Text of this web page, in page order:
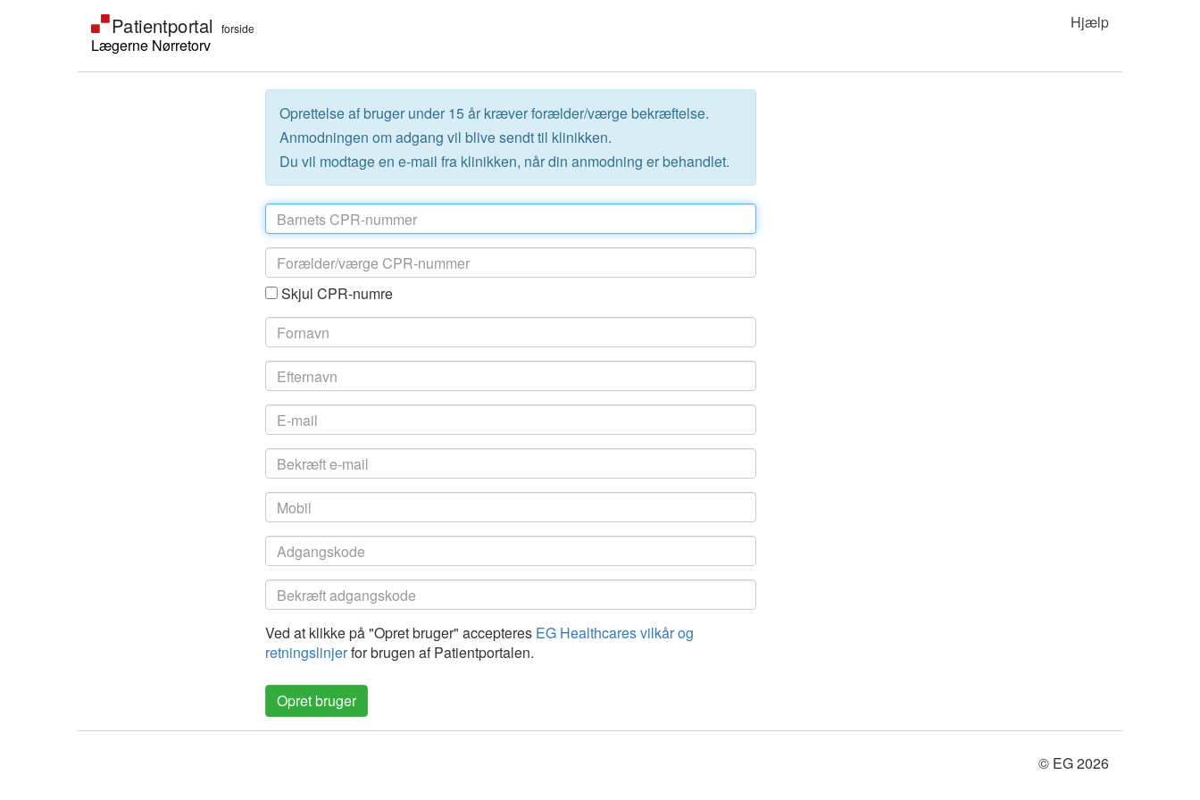
Lægerne Nørretorv
Hjælp
Oprettelse af bruger under 15 år kræver forælder/værge bekræftelse.
Anmodningen om adgang vil blive sendt til klinikken.
Du vil modtage en e-mail fra klinikken, når din anmodning er behandlet.
Skjul CPR-numre
Ved at klikke på "Opret bruger" accepteres EG Healthcares vilkår og
retningslinjerfor brugen af Patientportalen.
© EG 2026